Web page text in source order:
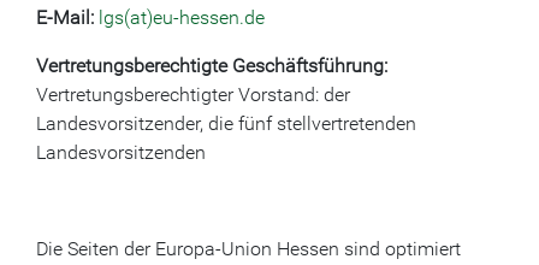
E-Mail: lgs(at)eu-hessen.de
Vertretungsberechtigte Geschäftsführung:
Vertretungsberechtigter Vorstand: der
Landesvorsitzender, die fünf stellvertretenden
Landesvorsitzenden
Die Seiten der Europa-Union Hessen sind optimiert